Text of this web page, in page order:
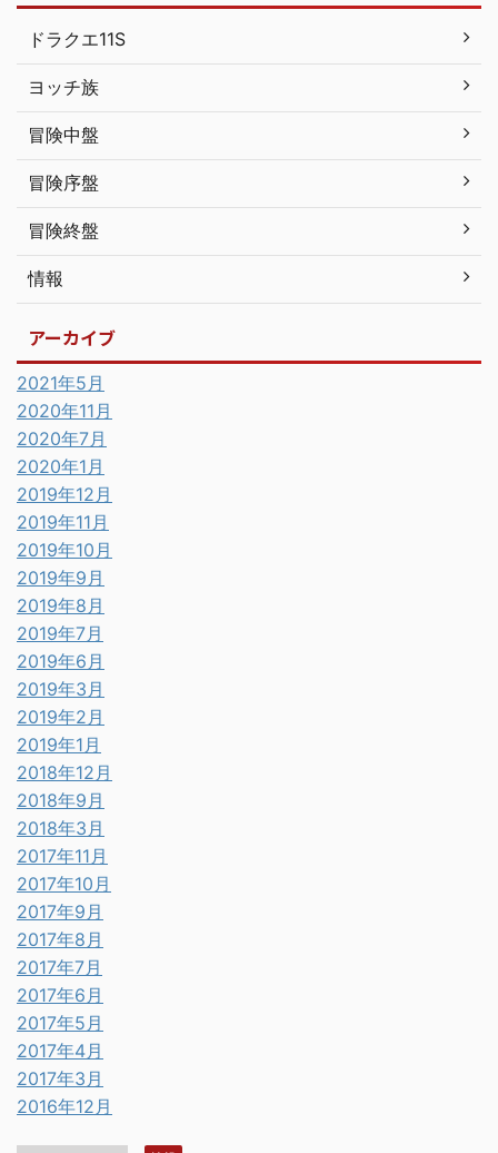
ドラクエ11S
ヨッチ族
冒険中盤
冒険序盤
冒険終盤
情報
アーカイブ
2021年5月
2020年11月
2020年7月
2020年1月
2019年12月
2019年11月
2019年10月
2019年9月
2019年8月
2019年7月
2019年6月
2019年3月
2019年2月
2019年1月
2018年12月
2018年9月
2018年3月
2017年11月
2017年10月
2017年9月
2017年8月
2017年7月
2017年6月
2017年5月
2017年4月
2017年3月
2016年12月